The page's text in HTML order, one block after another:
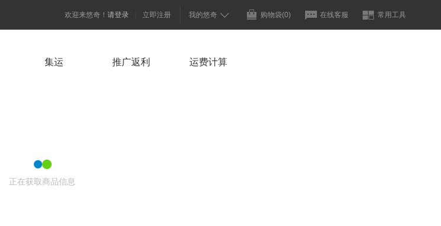
欢迎来悠奇！ 请登录 立即注册 我的悠奇 购物袋(0) 在线客服 常用工具
集运 推广返利 运费计算
正在获取商品信息